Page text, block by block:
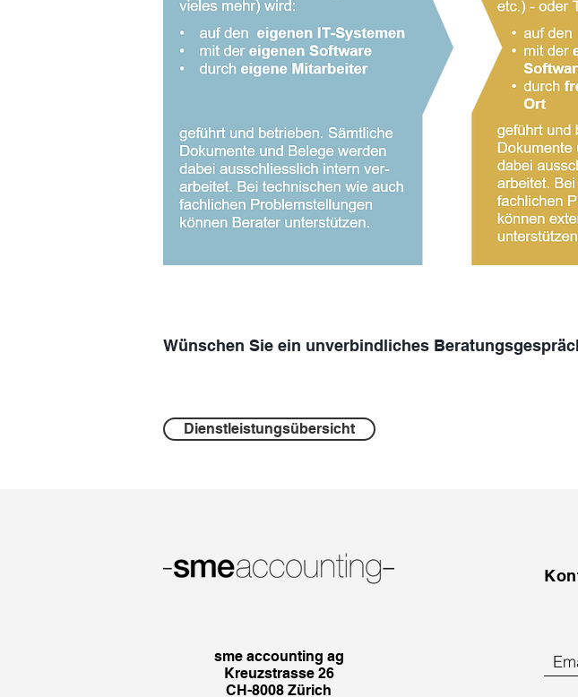
Wünschen Sie ein unverbindliches
Dienstleistungsübersicht
sme accounting ag
Kreuzstrasse 26
CH-8008 Zürich